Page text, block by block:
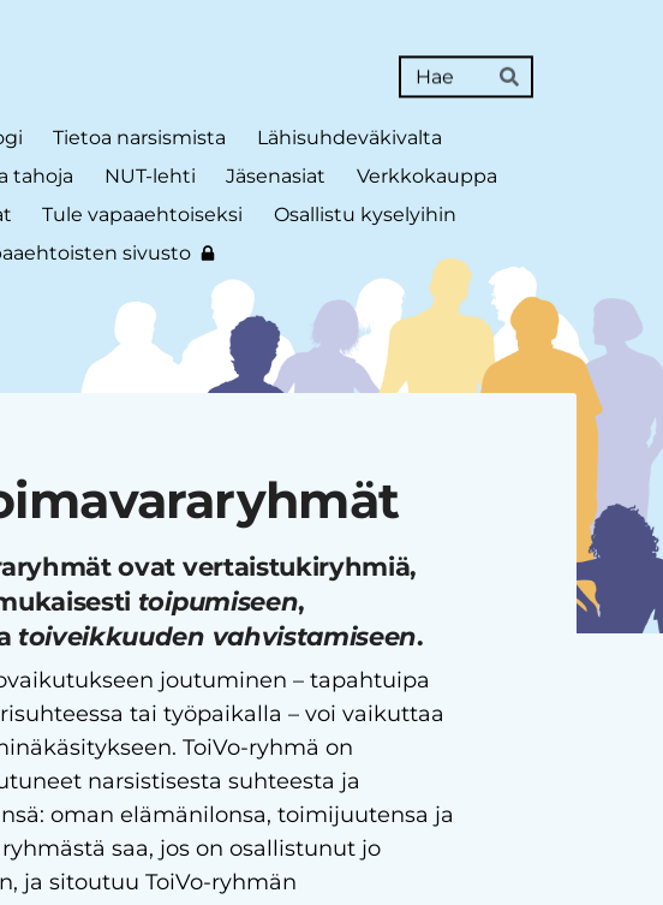
Hae
Tietoa narsismista
Lähisuhdeväkivalta
tahoja NUT-lehti Jäsenasiat
Verkkokauppa
Tule vapaaehtoiseksi
Osallistu kyselyihin
sivusto
ovat vertaistukiryhmiä,
toipumiseen,
toiveikkuuden vahvistamiseen.
joutuminen – tapahtuipa
tai työpaikalla – voi vaikuttaa
ToiVo-ryhmä on
narsistisesta suhteesta ja
oman elämänilonsa, toimijuutensa ja
saa, jos on osallistunut jo
ja sitoutuu ToiVo-ryhmän